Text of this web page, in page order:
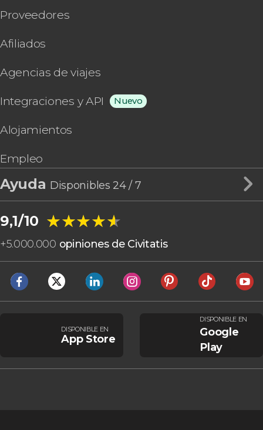
Proveedores
Afiliados
Agencias de viajes
Integraciones y API Nuevo
Alojamientos
Empleo
Ayuda Disponibles 24 / 7
9,1/10 ★★★★★
★★★★★
+5.000.000 opiniones de Civitatis
DISPONIBLE EN
App Store
DISPONIBLE EN
Google
Play